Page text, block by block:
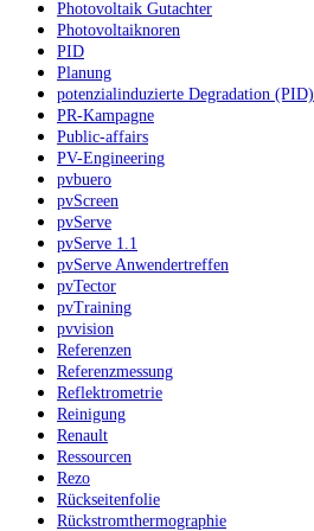
Photovoltaik Gutachter
Photovoltaiknoren
PID
Planung
potenzialinduzierte Degradation (PID)
PR-Kampagne
Public-affairs
PV-Engineering
pvbuero
pvScreen
pvServe
pvServe 1.1
pvServe Anwendertreffen
pvTector
pvTraining
pvvision
Referenzen
Referenzmessung
Reflektrometrie
Reinigung
Renault
Ressourcen
Rezo
Rückseitenfolie
Rückstromthermographie